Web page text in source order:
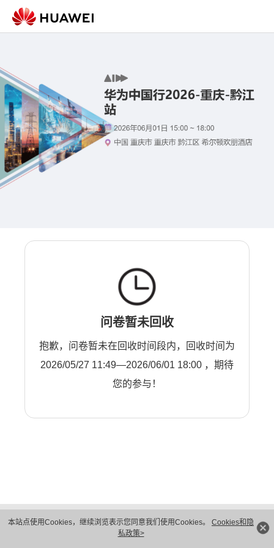
本站点使用Cookies，继续浏览表示您同意我们使用Cookies。 Cookies和隐
私政策>
问卷暂未回收
抱歉，问卷暂未在回收时间段内，回收时间为
2026/05/27 11:49—2026/06/01 18:00 ，期待
您的参与！
隐私保护
法律声明